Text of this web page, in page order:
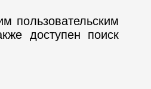
пользовательским
доступен поиск